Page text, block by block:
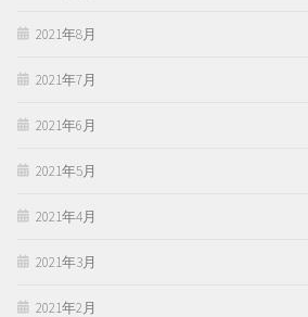
2021年8月
2021年7月
2021年6月
2021年5月
2021年4月
2021年3月
2021年2月